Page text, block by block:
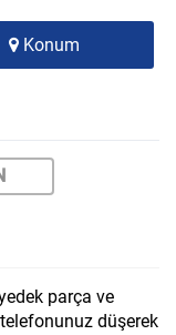
Konum
parça ve
düşerek